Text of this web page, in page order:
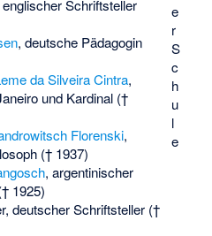
e
r
S
c
h
u
l
e
Schriftsteller
, deutsche Pädagogin
da Silveira Cintra,
und Kardinal (†
Florenski,
(† 1937)
, argentinischer
1925)
, deutscher Schriftsteller (†